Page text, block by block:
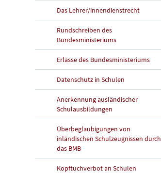
Das Lehrer/innendienstrecht
Rundschreiben des
Bundesministeriums
Erlässe des Bundesministeriums
Datenschutz in Schulen
Anerkennung ausländischer
Schulausbildungen
Überbeglaubigungen von
inländischen Schulzeugnissen durch
das BMB
Kopftuchverbot an Schulen